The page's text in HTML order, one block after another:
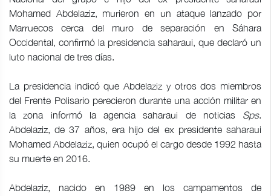
Mohamed Abdelaziz, murieron en un ataque lanzado por
Marruecos cerca del muro de separación en Sáhara
Occidental, confirmó la presidencia saharaui, que declaró un
luto nacional de tres días.
La presidencia indicó que Abdelaziz y otros dos miembros
del Frente Polisario perecieron durante una acción militar en
la zona informó la agencia saharaui de noticias Sps.
Abdelaziz, de 37 años, era hijo del ex presidente saharaui
Mohamed Abdelaziz, quien ocupó el cargo desde 1992 hasta
su muerte en 2016.
Abdelaziz, nacido en 1989 en los campamentos de